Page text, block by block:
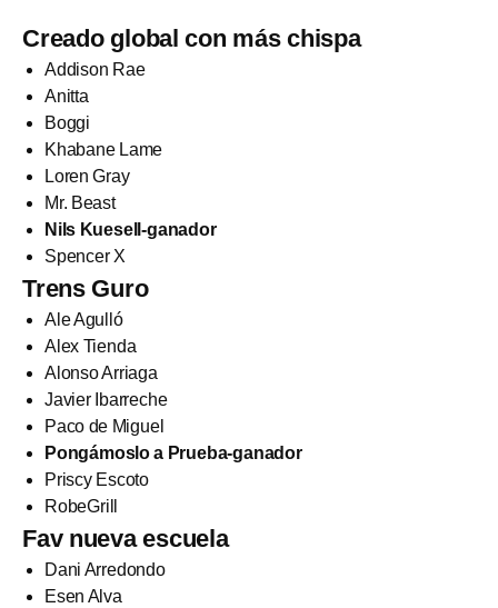
Creado global con más chispa
Addison Rae
Anitta
Boggi
Khabane Lame
Loren Gray
Mr. Beast
Nils Kuesell-ganador
Spencer X
Trens Guro
Ale Agulló
Alex Tienda
Alonso Arriaga
Javier Ibarreche
Paco de Miguel
Pongámoslo a Prueba-ganador
Priscy Escoto
RobeGrill
Fav nueva escuela
Dani Arredondo
Esen Alva